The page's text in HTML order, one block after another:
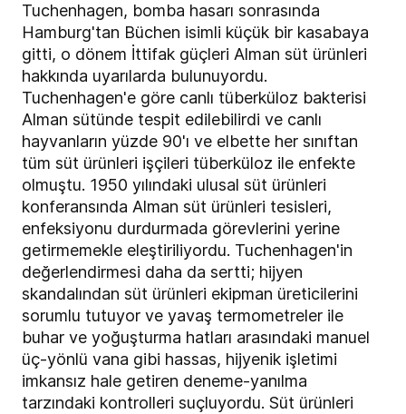
Tuchenhagen, bomba hasarı sonrasında
Hamburg'tan Büchen isimli küçük bir kasabaya
gitti, o dönem İttifak güçleri Alman süt ürünleri
hakkında uyarılarda bulunuyordu.
Tuchenhagen'e göre canlı tüberküloz bakterisi
Alman sütünde tespit edilebilirdi ve canlı
hayvanların yüzde 90'ı ve elbette her sınıftan
tüm süt ürünleri işçileri tüberküloz ile enfekte
olmuştu. 1950 yılındaki ulusal süt ürünleri
konferansında Alman süt ürünleri tesisleri,
enfeksiyonu durdurmada görevlerini yerine
getirmemekle eleştiriliyordu. Tuchenhagen'in
değerlendirmesi daha da sertti; hijyen
skandalından süt ürünleri ekipman üreticilerini
sorumlu tutuyor ve yavaş termometreler ile
buhar ve yoğuşturma hatları arasındaki manuel
üç-yönlü vana gibi hassas, hijyenik işletimi
imkansız hale getiren deneme-yanılma
tarzındaki kontrolleri suçluyordu. Süt ürünleri